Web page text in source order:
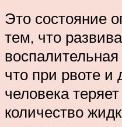
Это состояние
тем, что
что при рвоте и
человека
количество